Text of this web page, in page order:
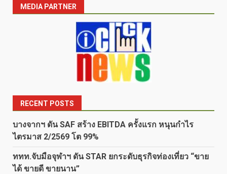
MEDIA PARTNER
RECENT POSTS
บางจากฯ ดัน SAF สร้าง EBITDA ครั้งแรก หนุนกำไร
ไตรมาส 2/2569 โต 99%
ททท.จับมือจุฬาฯ ดัน STAR ยกระดับธุรกิจท่องเที่ยว “ขาย
ได้ ขายดี ขายนาน”